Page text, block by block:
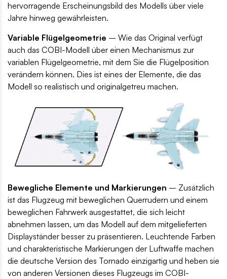
hervorragende Erscheinungsbild des Modells über viele
Jahre hinweg gewährleisten.
Variable Flügelgeometrie – Wie das Original verfügt
auch das COBI-Modell über einen Mechanismus zur
variablen Flügelgeometrie, mit dem Sie die Flügelposition
verändern können. Dies ist eines der Elemente, die das
Modell so realistisch und originalgetreu machen.
Bewegliche Elemente und Markierungen – Zusätzlich
ist das Flugzeug mit beweglichen Querrudern und einem
beweglichen Fahrwerk ausgestattet, die sich leicht
abnehmen lassen, um das Modell auf dem mitgelieferten
Displayständer besser zu präsentieren. Leuchtende Farben
und charakteristische Markierungen der Luftwaffe machen
die deutsche Version des Tornado einzigartig und heben sie
von anderen Versionen dieses Flugzeugs im COBI-